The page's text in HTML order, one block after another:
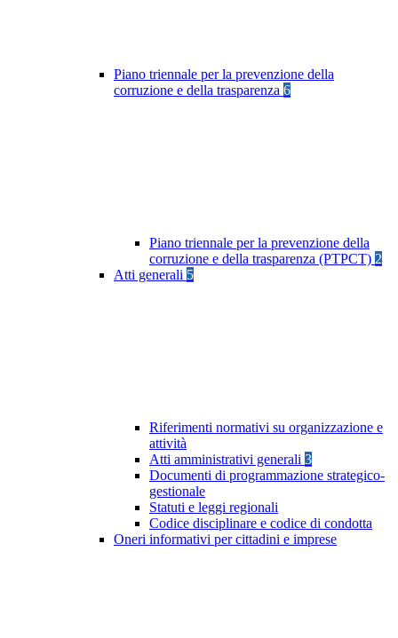
Piano triennale per la prevenzione della
corruzione e della trasparenza 6
Piano triennale per la prevenzione della
corruzione e della trasparenza (PTPCT) 2
Atti generali 5
Riferimenti normativi su organizzazione e
attività
Atti amministrativi generali 3
Documenti di programmazione strategico-
gestionale
Statuti e leggi regionali
Codice disciplinare e codice di condotta
Oneri informativi per cittadini e imprese